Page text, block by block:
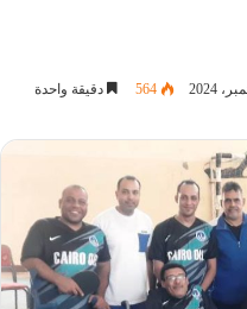
564 دقيقة واحدة